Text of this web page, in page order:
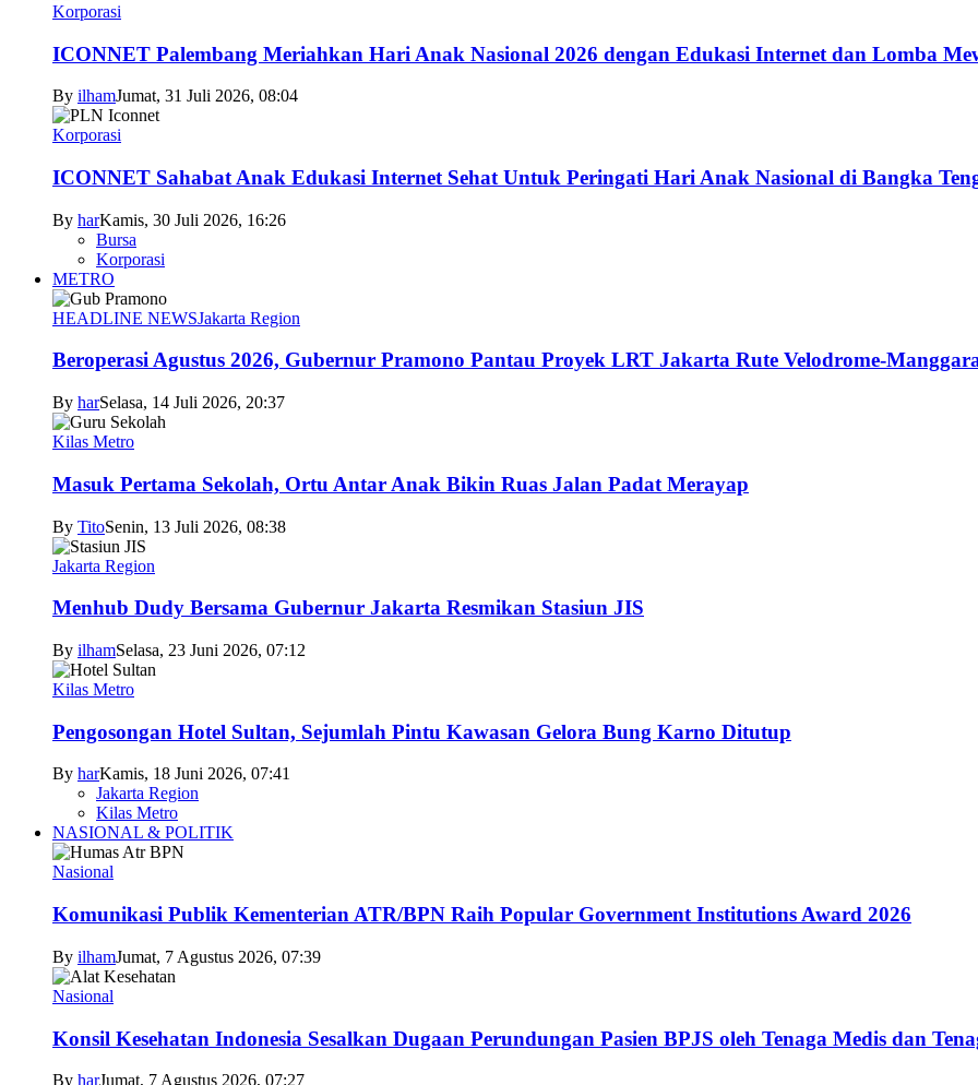
Korporasi
ICONNET Palembang Meriahkan Hari Anak Nasional 2026 dengan Edukasi Internet dan Lomba
By ilhamJumat, 31 Juli 2026, 08:04
Korporasi
ICONNET Sahabat Anak Edukasi Internet Sehat Untuk Peringati Hari Anak Nasional di Bangka
By harKamis, 30 Juli 2026, 16:26
Bursa
Korporasi
METRO
HEADLINE NEWSJakarta Region
Beroperasi Agustus 2026, Gubernur Pramono Pantau Proyek LRT Jakarta Rute Velodrome-
By harSelasa, 14 Juli 2026, 20:37
Kilas Metro
Masuk Pertama Sekolah, Ortu Antar Anak Bikin Ruas Jalan Padat Merayap
By TitoSenin, 13 Juli 2026, 08:38
Jakarta Region
Menhub Dudy Bersama Gubernur Jakarta Resmikan Stasiun JIS
By ilhamSelasa, 23 Juni 2026, 07:12
Kilas Metro
Pengosongan Hotel Sultan, Sejumlah Pintu Kawasan Gelora Bung Karno Ditutup
By harKamis, 18 Juni 2026, 07:41
Jakarta Region
Kilas Metro
NASIONAL & POLITIK
Nasional
Komunikasi Publik Kementerian ATR/BPN Raih Popular Government Institutions Award 2026
By ilhamJumat, 7 Agustus 2026, 07:39
Nasional
Konsil Kesehatan Indonesia Sesalkan Dugaan Perundungan Pasien BPJS oleh Tenaga Medis dan
By harJumat, 7 Agustus 2026, 07:27